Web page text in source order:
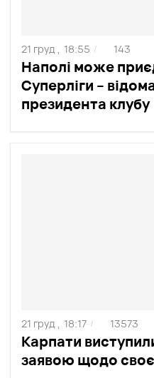
Наполі може
Суперліги –
президента клубу
21 груд , 18:55 / 143
Карпати
заявою щодо
21 груд , 18:17 / 13573